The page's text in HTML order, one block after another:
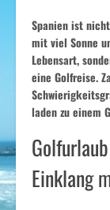
Spanien ist
mit viel Sonne
Lebensart,
eine Golf­reise.
laden zu einem
Einklang